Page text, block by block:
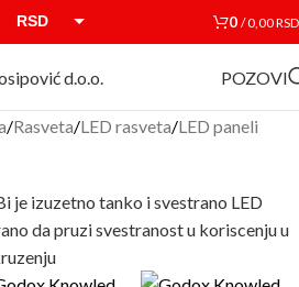
RSD 0 /0,00RSD
POZOVI
/Rasveta/LED rasveta/LED paneli